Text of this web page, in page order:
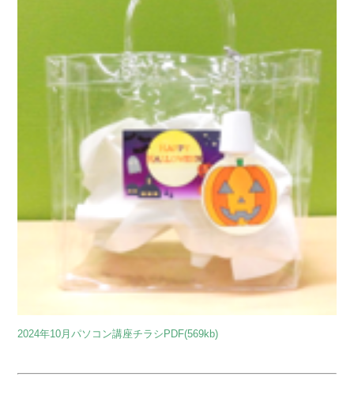
2024年10月パソコン講座チラシPDF(569kb)